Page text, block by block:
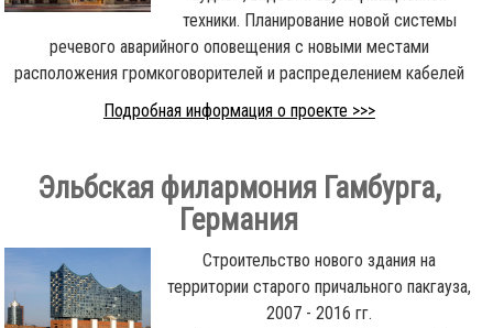
техники. Планирование новой системы
речевого аварийного оповещения с новыми местами
расположения громкоговорителей и распределением кабелей
Подробная информация о проекте >>>
Эльбская филармония Гамбурга,
Германия
Строительство нового здания на
территории старого причального пакгауза,
2007 - 2016 гг.